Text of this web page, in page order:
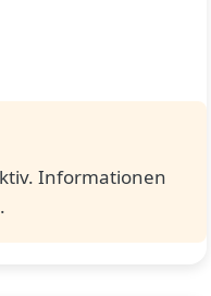
Informationen